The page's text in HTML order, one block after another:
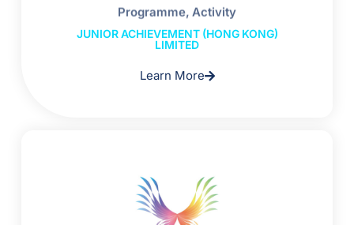
Programme, Activity
JUNIOR ACHIEVEMENT (HONG KONG)
LIMITED
Learn More